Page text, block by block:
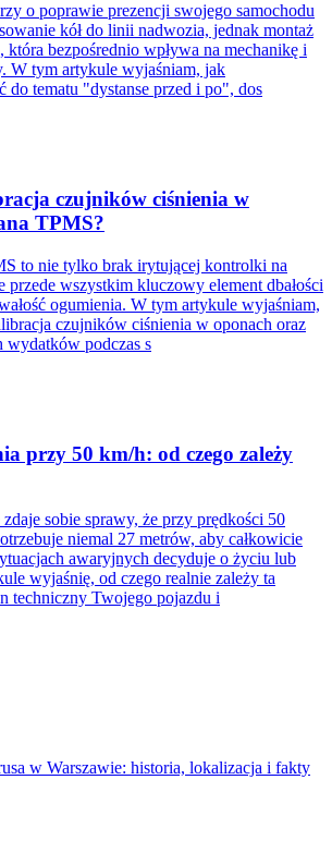
o poprawie prezencji swojego samochodu
kół do linii nadwozia, jednak montaż
która bezpośrednio wpływa na mechanikę i
W tym artykule wyjaśniam, jak
do tematu "dystanse przed i po", dos
czujników ciśnienia w
TPMS?
to nie tylko brak irytującej kontrolki na
przede wszystkim kluczowy element dbałości
ogumienia. W tym artykule wyjaśniam,
czujników ciśnienia w oponach oraz
wydatków podczas s
przy 50 km/h: od czego zależy
sobie sprawy, że przy prędkości 50
niemal 27 metrów, aby całkowicie
awaryjnych decyduje o życiu lub
wyjaśnię, od czego realnie zależy ta
techniczny Twojego pojazdu i
w Warszawie: historia, lokalizacja i fakty